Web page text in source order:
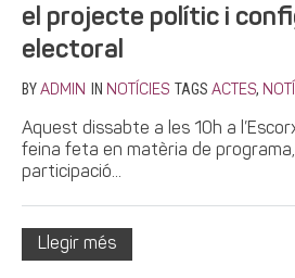
el projecte polític i
electoral
BY ADMIN IN NOTÍCIES TAGS ACTES,
Aquest dissabte a les 10h a
feina feta en matèria de
participació...
Llegir més